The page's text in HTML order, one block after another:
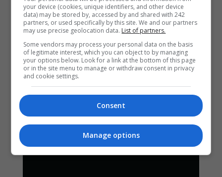
your device (cookies, unique identifiers, and other device
data) may be stored by, accessed by and shared with 242
partners, or used specifically by this site. We and our partners
may use precise geolocation data. List of partners.
Some vendors may process your personal data on the basis
of legitimate interest, which you can object to by managing
your options below. Look for a link at the bottom of this page
or in the site menu to manage or withdraw consent in privacy
and cookie settings.
Consent
Manage options